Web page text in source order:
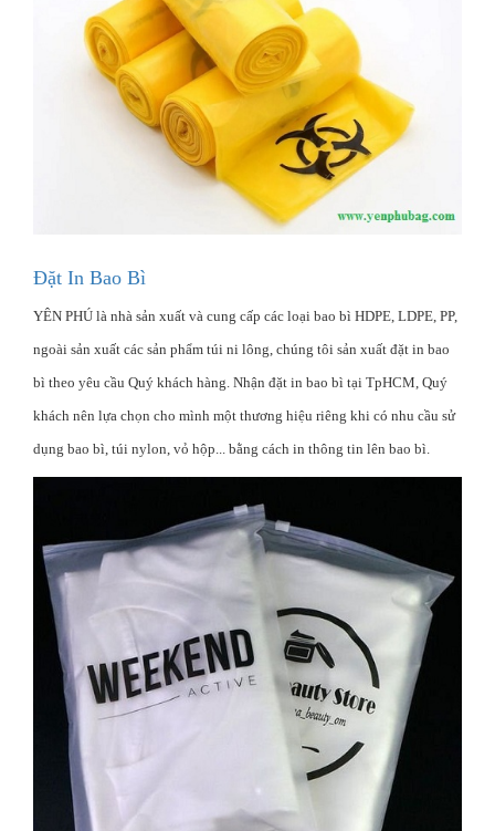
Đặt In Bao Bì
YÊN PHÚ là nhà sản xuất và cung cấp các loại bao bì HDPE, LDPE, PP,
ngoài sản xuất các sản phẩm túi ni lông, chúng tôi sản xuất đặt in bao
bì theo yêu cầu Quý khách hàng. Nhận đặt in bao bì tại TpHCM, Quý
khách nên lựa chọn cho mình một thương hiệu riêng khi có nhu cầu sử
dụng bao bì, túi nylon, vỏ hộp... bằng cách in thông tin lên bao bì.